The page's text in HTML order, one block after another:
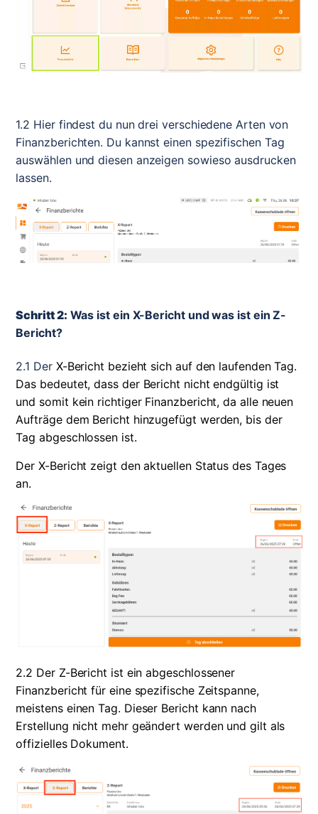
1.2 Hier findest du nun drei verschiedene Arten von
Finanzberichten. Du kannst einen spezifischen Tag
auswählen und diesen anzeigen sowieso ausdrucken
lassen.
Schritt 2: Was ist ein X-Bericht und was ist ein Z-
Bericht?
2.1 Der X-Bericht bezieht sich auf den laufenden Tag.
Das bedeutet, dass der Bericht nicht endgültig ist
und somit kein richtiger Finanzbericht, da alle neuen
Aufträge dem Bericht hinzugefügt werden, bis der
Tag abgeschlossen ist.
Der X-Bericht zeigt den aktuellen Status des Tages
an.
2.2 Der Z-Bericht ist ein abgeschlossener
Finanzbericht für eine spezifische Zeitspanne,
meistens einen Tag. Dieser Bericht kann nach
Erstellung nicht mehr geändert werden und gilt als
offizielles Dokument.